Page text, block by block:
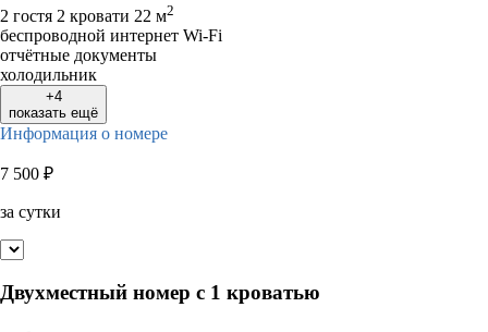
2 гостя 2 кровати 22 м2
беспроводной интернет Wi-Fi
отчётные документы
холодильник
+4
показать ещё
Информация о номере
7 500 ₽
за сутки
Двухместный номер с 1 кроватью